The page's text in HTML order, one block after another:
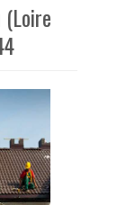
(Loire